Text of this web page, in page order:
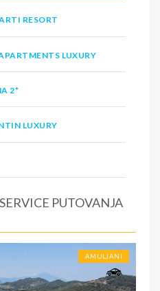
RESORT
LUXURY
2*
LUXURY
PUTOVANJA
AMULJANI